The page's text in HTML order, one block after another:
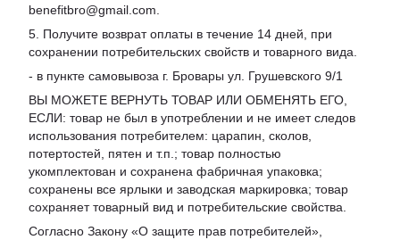
benefitbro@gmail.com.
5. Получите возврат оплаты в течение 14 дней, при
сохранении потребительских свойств и товарного вида.
- в пункте самовывоза г. Бровары ул. Грушевского 9/1
ВЫ МОЖЕТЕ ВЕРНУТЬ ТОВАР ИЛИ ОБМЕНЯТЬ ЕГО,
ЕСЛИ: товар не был в употреблении и не имеет следов
использования потребителем: царапин, сколов,
потертостей, пятен и т.п.; товар полностью
укомплектован и сохранена фабричная упаковка;
сохранены все ярлыки и заводская маркировка; товар
сохраняет товарный вид и потребительские свойства.
Согласно Закону «О защите прав потребителей»,